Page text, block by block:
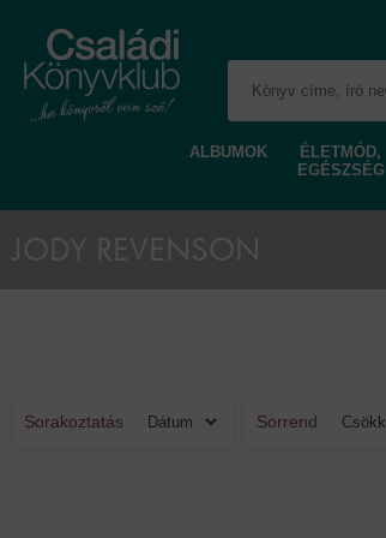
ALBUMOK
ÉLETMÓD,
EGÉSZSÉG
Sorakoztatás Sorrend